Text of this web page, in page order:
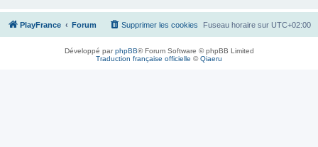
PlayFrance Forum Fuseau horaire sur UTC+02:00
Supprimer les cookies
Développé parphpBB® Forum Software © phpBB Limited
Traduction française officielle ©Qiaeru